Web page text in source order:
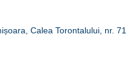
, Calea Torontalului, nr. 71